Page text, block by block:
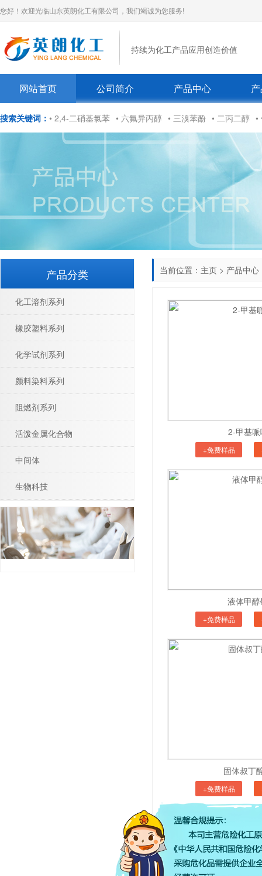
您好！欢迎光临山东英朗化工有限公司，我们竭诚为您服务!
持续为化工产品应用创造价值
网站首页 公司简介 产品中心
搜索关键词： • 2,4-二硝基氯苯 • 六氟异丙醇 • 三溴苯酚 • 二丙二醇 •
当前位置： 主页 > 产品中心
2-甲基哌
+免费样品
液体甲
+免费样品
固体叔丁
+免费样品
产品分类
化工溶剂系列
橡胶塑料系列
化学试剂系列
颜料染料系列
阻燃剂系列
活泼金属化合物
中间体
生物科技